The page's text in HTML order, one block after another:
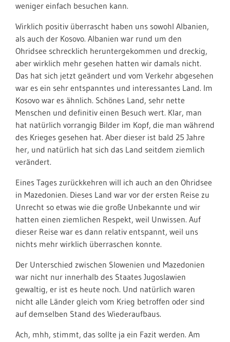
weniger einfach besuchen kann.
Wirklich positiv überrascht haben uns sowohl Albanien,
als auch der Kosovo. Albanien war rund um den
Ohridsee schrecklich heruntergekommen und dreckig,
aber wirklich mehr gesehen hatten wir damals nicht.
Das hat sich jetzt geändert und vom Verkehr abgesehen
war es ein sehr entspanntes und interessantes Land. Im
Kosovo war es ähnlich. Schönes Land, sehr nette
Menschen und definitiv einen Besuch wert. Klar, man
hat natürlich vorrangig Bilder im Kopf, die man während
des Krieges gesehen hat. Aber dieser ist bald 25 Jahre
her, und natürlich hat sich das Land seitdem ziemlich
verändert.
Eines Tages zurückkehren will ich auch an den Ohridsee
in Mazedonien. Dieses Land war vor der ersten Reise zu
Unrecht so etwas wie die große Unbekannte und wir
hatten einen ziemlichen Respekt, weil Unwissen. Auf
dieser Reise war es dann relativ entspannt, weil uns
nichts mehr wirklich überraschen konnte.
Der Unterschied zwischen Slowenien und Mazedonien
war nicht nur innerhalb des Staates Jugoslawien
gewaltig, er ist es heute noch. Und natürlich waren
nicht alle Länder gleich vom Krieg betroffen oder sind
auf demselben Stand des Wiederaufbaus.
Ach, mhh, stimmt, das sollte ja ein Fazit werden. Am